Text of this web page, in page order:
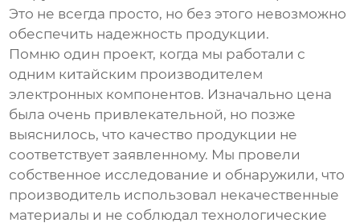
Это не всегда просто, но без этого невозможно
обеспечить надежность продукции.
Помню один проект, когда мы работали с
одним китайским производителем
электронных компонентов. Изначально цена
была очень привлекательной, но позже
выяснилось, что качество продукции не
соответствует заявленному. Мы провели
собственное исследование и обнаружили, что
производитель использовал некачественные
материалы и не соблюдал технологические